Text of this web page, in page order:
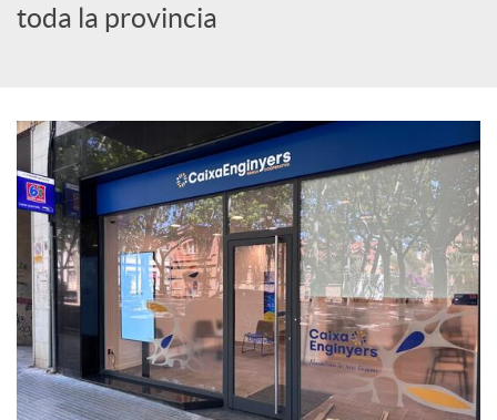
i
a
l
e
s
toda la provincia